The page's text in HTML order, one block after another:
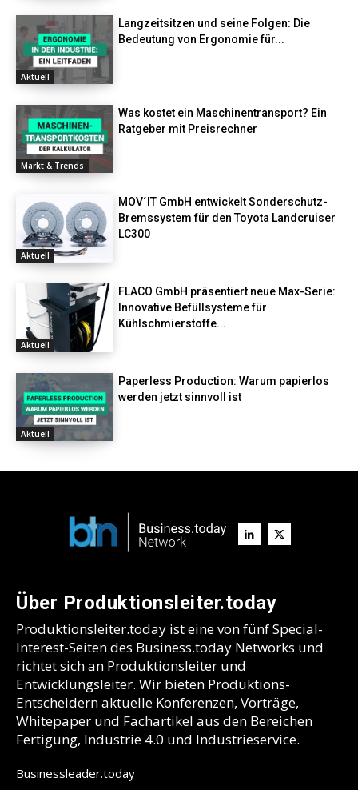
Aktuell
Langzeitsitzen und seine Folgen: Die
Bedeutung von Ergonomie für...
Markt & Trends
Was kostet ein Maschinentransport? Ein
Ratgeber mit Preisrechner
Aktuell
MOV´IT GmbH entwickelt Sonderschutz-
Bremssystem für den Toyota Landcruiser
LC300
Aktuell
FLACO GmbH präsentiert neue Max-Serie:
Innovative Befüllsysteme für
Kühlschmierstoffe...
Aktuell
Paperless Production: Warum papierlos
werden jetzt sinnvoll ist
Über Produktionsleiter.today
Produktionsleiter.today ist eine von fünf Special-
Interest-Seiten des Business.today Networks und
richtet sich an Produktionsleiter und
Entwicklungsleiter. Wir bieten Produktions-
Entscheidern aktuelle Konferenzen, Vorträge,
Whitepaper und Fachartikel aus den Bereichen
Fertigung, Industrie 4.0 und Industrieservice.
Businessleader.today